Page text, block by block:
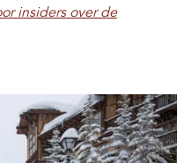
insiders over de